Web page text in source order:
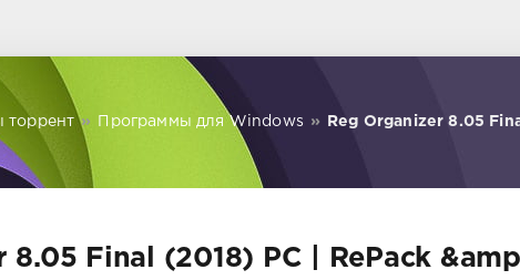
торрент » Программы для Windows » Reg Organizer 8.05
8.05 Final (2018) PC | RePack